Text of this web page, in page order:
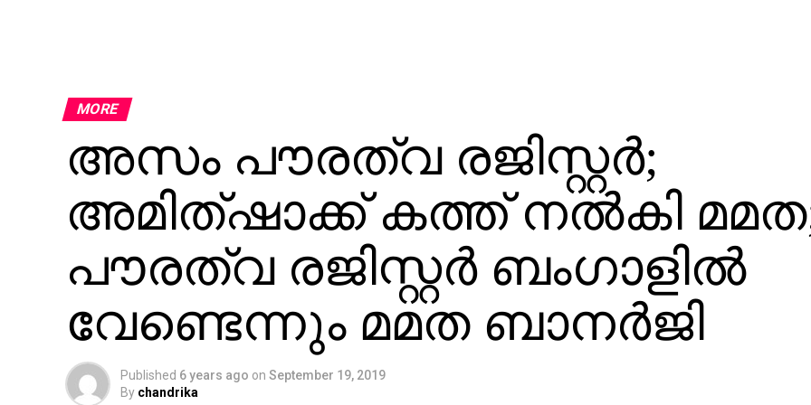
MORE
അസം പൗരത്വ രജിസ്റ്റര്‍;
അമിത്ഷാക്ക് കത്ത് നല്‍കി
പൗരത്വ രജിസ്റ്റര്‍ ബംഗാളില്‍
വേണ്ടെന്നും മമത ബാനര്‍ജി
Published 6 years ago on September 19, 2019
By chandrika